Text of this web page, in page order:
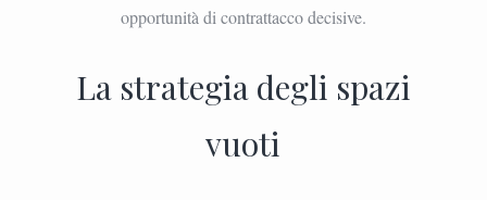
opportunità di contrattacco decisive.
La strategia degli spazi
vuoti